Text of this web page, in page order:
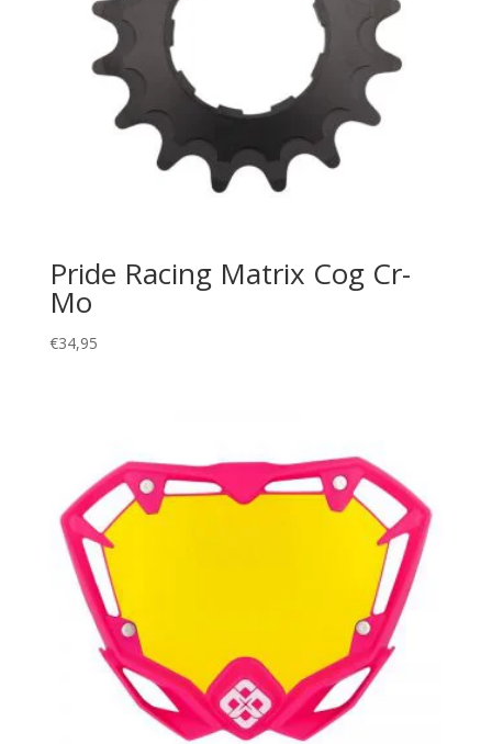
Pride Racing Matrix Cog Cr-
Mo
€34,95